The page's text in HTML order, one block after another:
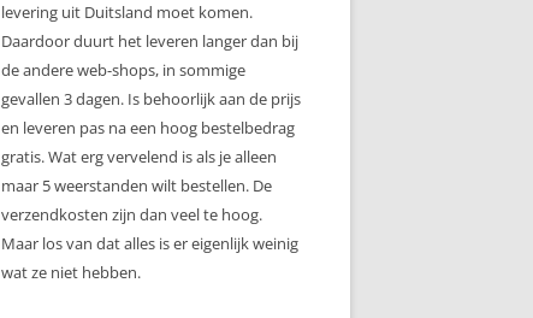
levering uit Duitsland moet komen.
Daardoor duurt het leveren langer dan bij
de andere web-shops, in sommige
gevallen 3 dagen. Is behoorlijk aan de prijs
en leveren pas na een hoog bestelbedrag
gratis. Wat erg vervelend is als je alleen
maar 5 weerstanden wilt bestellen. De
verzendkosten zijn dan veel te hoog.
Maar los van dat alles is er eigenlijk weinig
wat ze niet hebben.